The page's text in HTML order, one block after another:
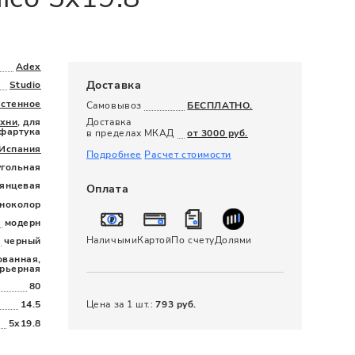
x 280
Adex
Studio
, для
модерн
черный
80
14.5
5x19.8
Доставка
Самовывоз
БЕСПЛАТНО.
Доставка
в пределах МКАД
от 3000 руб.
Подробнее Расчет стоимости
Оплата
НаличымиКартойПо счетуДолями
Цена за 1 шт.: 793 руб.